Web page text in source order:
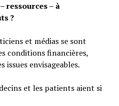
ressources – à
?
et médias se sont
conditions financières,
issues envisageables.
et les patients aient si